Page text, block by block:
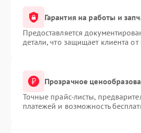
Гарантия на работы и
Предоставляется
детали, что защищает клиента
Прозрачное
Точные прайс-листы,
платежей и возможность